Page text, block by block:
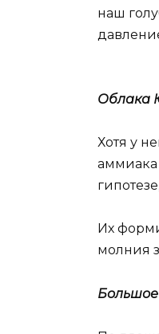
наш
Облака
Хотя у
аммиака
Их
молния